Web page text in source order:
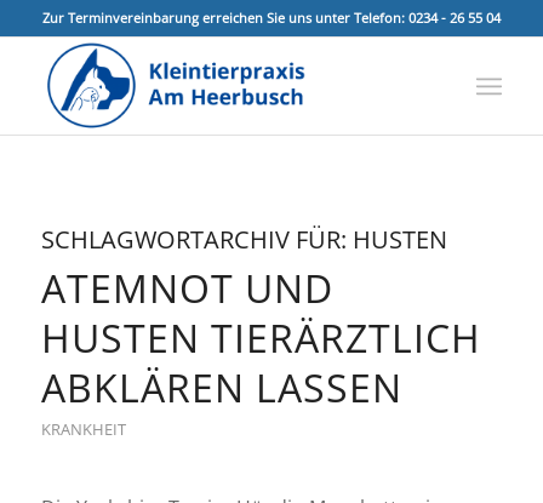
Zur Terminvereinbarung erreichen Sie uns unter Telefon: 0234 - 26 55 04
SCHLAGWORTARCHIV FÜR: HUSTEN
ATEMNOT UND
HUSTEN TIERÄRZTLICH
ABKLÄREN LASSEN
KRANKHEIT